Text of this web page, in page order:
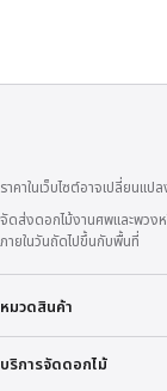
ราคาในเว็บไซต์อาจเปลี่ยน
จัดส่งดอกไม้งานศพและพวง
ภายในวันถัดไปขึ้นกับพื้นที่
หมวดสินค้า
บริการจัดดอกไม้